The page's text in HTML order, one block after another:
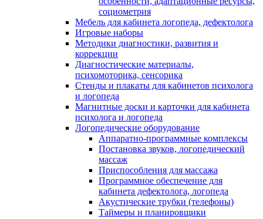
социометрия
Мебель для кабинета логопеда, дефектолога
Игровые наборы
Методики диагностики, развития и
коррекции
Диагностические материалы,
психомоторика, сенсорика
Стенды и плакаты для кабинетов психолога
и логопеда
Магнитные доски и карточки для кабинета
психолога и логопеда
Логопедические оборудование
Аппаратно-программные комплексы
Постановка звуков, логопедический
массаж
Приспособления для массажа
Программное обеспечение для
кабинета дефектолога, логопеда
Акустические трубки (телефоны)
Таймеры и планировщики